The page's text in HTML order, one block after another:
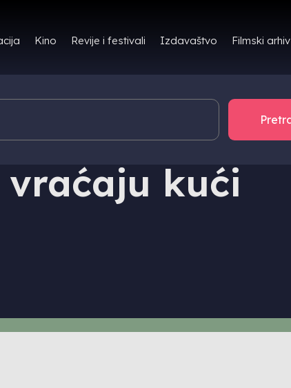
Kino Revije i festivali Izdavaštvo Filmski arhiv
kući